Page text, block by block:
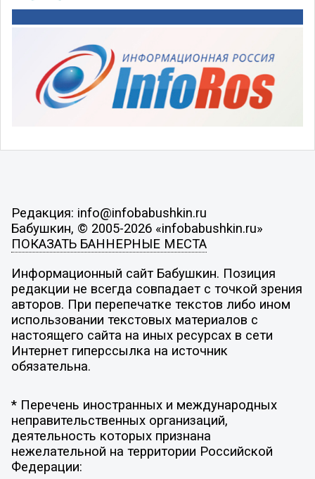
Редакция: info@infobabushkin.ru
Бабушкин, © 2005-2026 «infobabushkin.ru»
ПОКАЗАТЬ БАННЕРНЫЕ МЕСТА
Информационный сайт Бабушкин. Позиция
редакции не всегда совпадает с точкой зрения
авторов. При перепечатке текстов либо ином
использовании текстовых материалов с
настоящего сайта на иных ресурсах в сети
Интернет гиперссылка на источник
обязательна.
* Перечень иностранных и международных
неправительственных организаций,
деятельность которых признана
нежелательной на территории Российской
Федерации: